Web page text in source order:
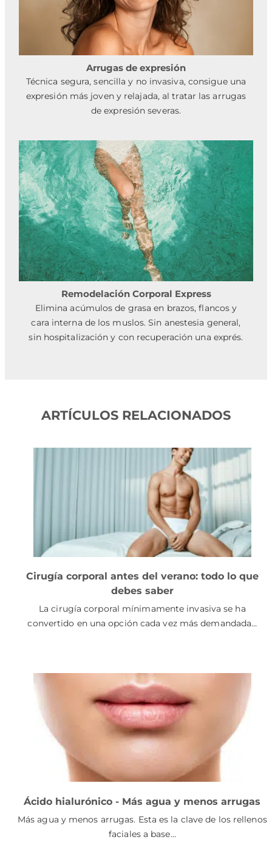
Arrugas de expresión
Técnica segura, sencilla y no invasiva, consigue una
expresión más joven y relajada, al tratar las arrugas
de expresión severas.
Remodelación Corporal Express
Elimina acúmulos de grasa en brazos, flancos y
cara interna de los muslos. Sin anestesia general,
sin hospitalización y con recuperación una exprés.
ARTÍCULOS RELACIONADOS
Cirugía corporal antes del verano: todo lo que
debes saber
La cirugía corporal mínimamente invasiva se ha
convertido en una opción cada vez más demandada…
Ácido hialurónico - Más agua y menos arrugas
Más agua y menos arrugas. Esta es la clave de los rellenos
faciales a base…